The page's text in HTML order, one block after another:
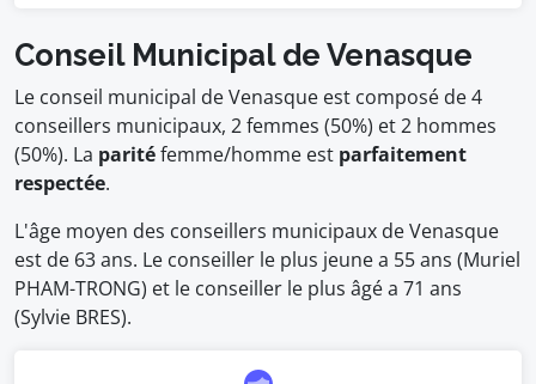
Conseil Municipal de Venasque
Le conseil municipal de Venasque est composé de 4
conseillers municipaux, 2 femmes (50%) et 2 hommes
(50%). La paritéfemme/homme est parfaitement
respectée.
L'âge moyen des conseillers municipaux de Venasque
est de 63 ans. Le conseiller le plus jeune a 55 ans (Muriel
PHAM-TRONG) et le conseiller le plus âgé a 71 ans
(Sylvie BRES).